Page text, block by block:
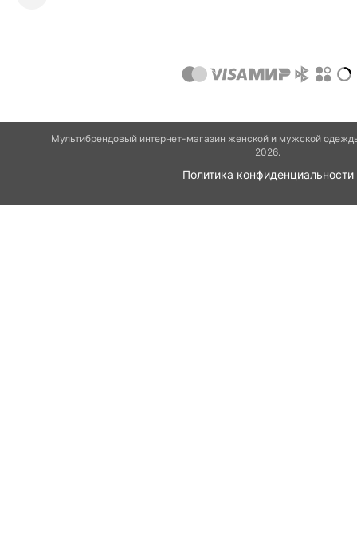
Мультибрендовый интернет-магазин женской и мужской
2026.
Политика конфиденциальности